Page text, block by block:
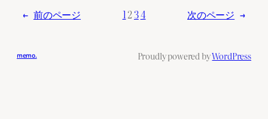
← 前のページ 1234 次のページ →
memo. Proudly powered byWordPress